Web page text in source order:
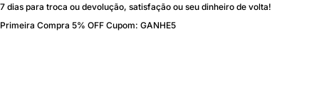
7 dias para troca ou devolução, satisfação ou seu dinheiro de volta!
Primeira Compra 5% OFF Cupom: GANHE5